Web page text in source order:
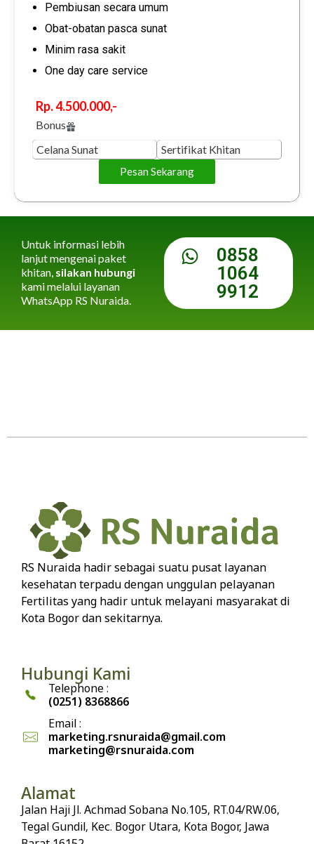
Pembiusan secara umum
Obat-obatan pasca sunat
Minim rasa sakit
One day care service
Rp. 4.500.000,-
Bonus
Celana Sunat
Sertifikat Khitan
Pesan Sekarang
Untuk informasi lebih
lanjut mengenai paket
khitan, silakan hubungi
kami melalui layanan
WhatsApp RS Nuraida.
0858
1064
9912
RS Nuraida hadir sebagai suatu pusat layanan
kesehatan terpadu dengan unggulan pelayanan
Fertilitas yang hadir untuk melayani masyarakat di
Kota Bogor dan sekitarnya.
Hubungi Kami
Telephone :
(0251) 8368866
Email :
marketing.rsnuraida@gmail.com
marketing@rsnuraida.com
Alamat
Jalan Haji Jl. Achmad Sobana No.105, RT.04/RW.06,
Tegal Gundil, Kec. Bogor Utara, Kota Bogor, Jawa